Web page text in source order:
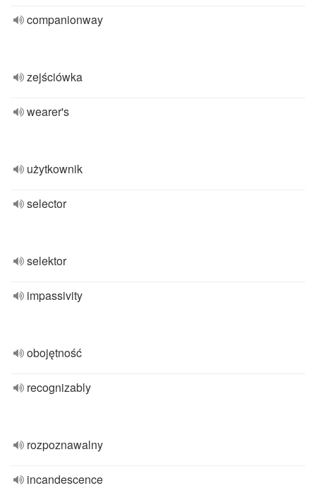
companionway
zejściówka
wearer's
użytkownik
selector
selektor
impassivity
obojętność
recognizably
rozpoznawalny
incandescence